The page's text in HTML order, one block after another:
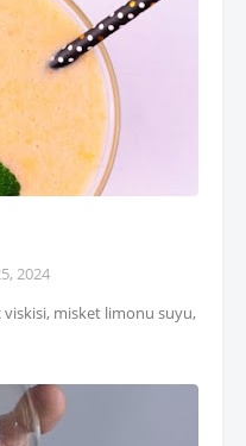
2024
viskisi, misket limonu suyu,